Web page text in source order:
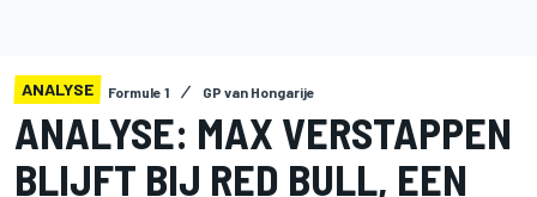
ANALYSE Formule 1 GP van Hongarije
ANALYSE: MAX VERSTAPPEN
BLIJFT BIJ RED BULL, EEN